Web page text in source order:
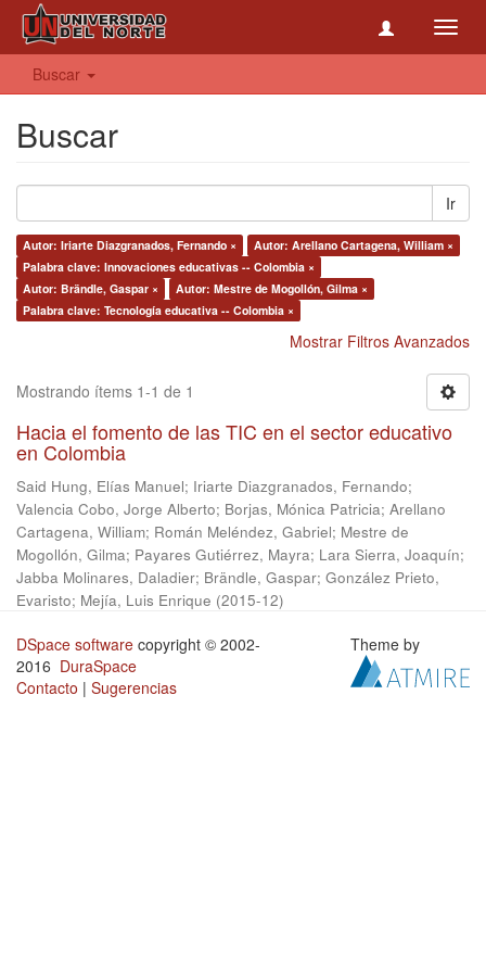
Buscar
Buscar
Ir
Autor: Iriarte Diazgranados, Fernando ×
Autor: Arellano Cartagena, William ×
Palabra clave: Innovaciones educativas -- Colombia ×
Autor: Brändle, Gaspar ×
Autor: Mestre de Mogollón, Gilma ×
Palabra clave: Tecnología educativa -- Colombia ×
Mostrar Filtros Avanzados
Mostrando ítems 1-1 de 1
Hacia el fomento de las TIC en el sector educativo
en Colombia
Said Hung, Elías Manuel; Iriarte Diazgranados, Fernando;
Valencia Cobo, Jorge Alberto; Borjas, Mónica Patricia; Arellano
Cartagena, William; Román Meléndez, Gabriel; Mestre de
Mogollón, Gilma; Payares Gutiérrez, Mayra; Lara Sierra, Joaquín;
Jabba Molinares, Daladier; Brändle, Gaspar; González Prieto,
Evaristo; Mejía, Luis Enrique (2015-12)
DSpace software copyright © 2002-
2016 DuraSpace
Contacto | Sugerencias
Theme by